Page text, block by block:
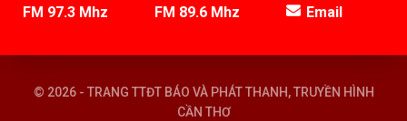
FM 97.3 Mhz FM 89.6 Mhz Email
© 2026 - TRANG TTĐT BÁO VÀ PHÁT THANH, TRUYỀN HÌNH
CẦN THƠ